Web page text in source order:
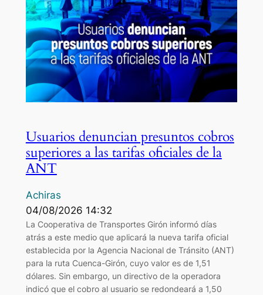
Usuarios denuncian presuntos cobros
superiores a las tarifas oficiales de la
ANT
Achiras
04/08/2026 14:32
La Cooperativa de Transportes Girón informó días
atrás a este medio que aplicará la nueva tarifa oficial
establecida por la Agencia Nacional de Tránsito (ANT)
para la ruta Cuenca-Girón, cuyo valor es de 1,51
dólares. Sin embargo, un directivo de la operadora
indicó que el cobro al usuario se redondeará a 1,50